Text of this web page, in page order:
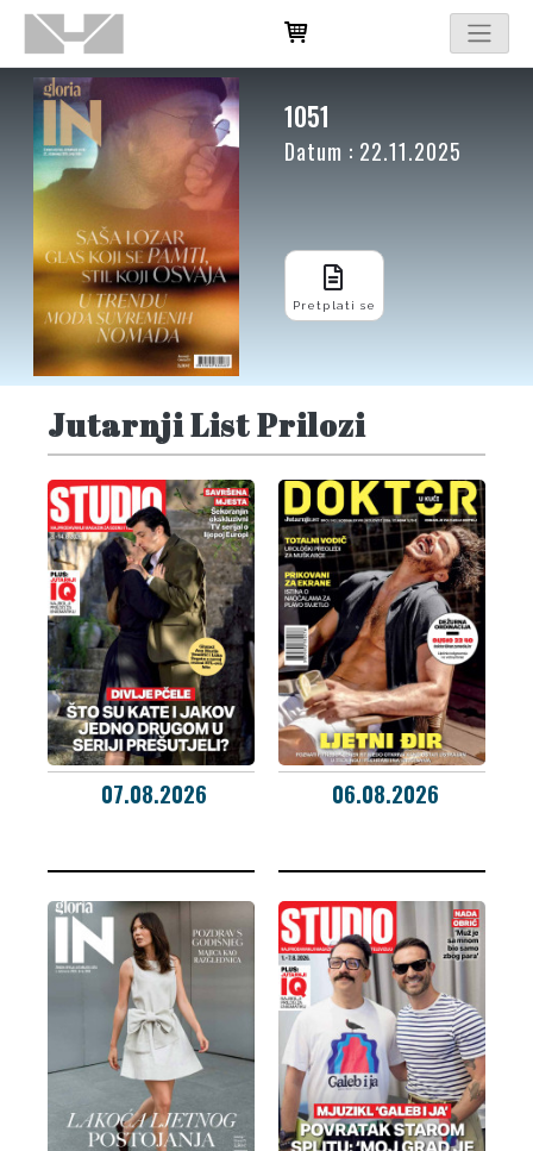
1051
Datum : 22.11.2025
Pretplati se
Jutarnji List Prilozi
07.08.2026 06.08.2026